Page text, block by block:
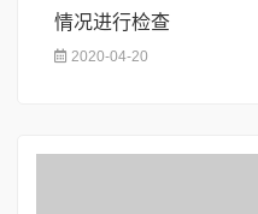
情况进行检查
2020-04-20